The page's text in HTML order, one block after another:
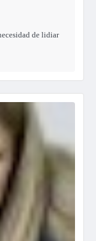
de lidiar